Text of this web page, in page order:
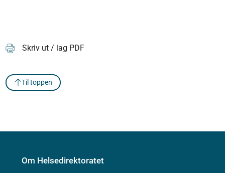
Skriv ut / lag PDF
Til toppen
Om Helsedirektoratet